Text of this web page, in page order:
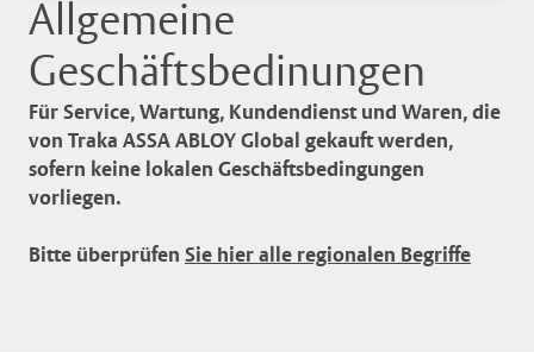
Allgemeine
Geschäftsbedinungen
Für Service, Wartung, Kundendienst und Waren, die
von Traka ASSA ABLOY Global gekauft werden,
sofern keine lokalen Geschäftsbedingungen
vorliegen.
Bitte überprüfen Sie hier alle regionalen Begriffe